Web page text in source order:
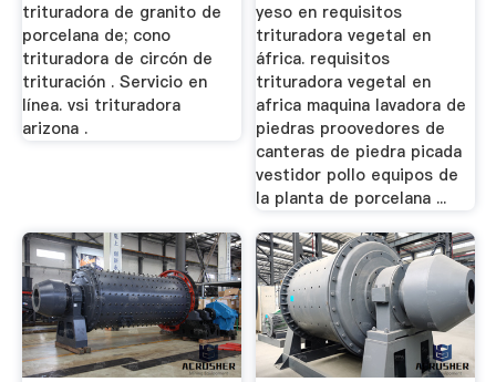
trituradora de granito de
porcelana de; cono
trituradora de circón de
trituración . Servicio en
línea. vsi trituradora
arizona .
yeso en requisitos
trituradora vegetal en
áfrica. requisitos
trituradora vegetal en
africa maquina lavadora de
piedras proovedores de
canteras de piedra picada
vestidor pollo equipos de
la planta de porcelana ...